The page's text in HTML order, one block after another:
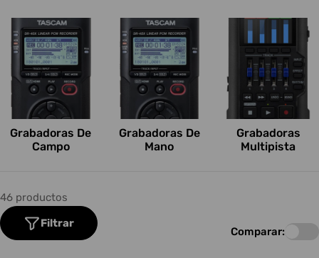
e
c
c
e
s
:
Grabadoras De
Campo
Grabadoras De
Mano
Grabadoras
Multipista
46 productos
Filtrar
Comparar: